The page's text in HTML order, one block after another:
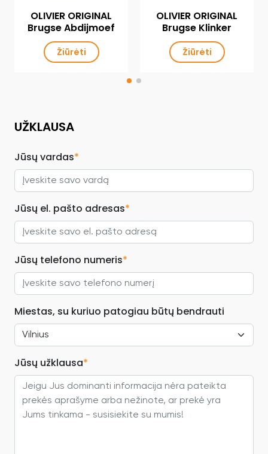
OLIVIER ORIGINAL
Brugse Abdijmoef
Žiūrėti
OLIVIER ORIGINAL
Brugse Klinker
Žiūrėti
UŽKLAUSA
Jūsų vardas*
Jūsų el. pašto adresas*
Jūsų telefono numeris*
Miestas, su kuriuo patogiau būtų bendrauti
Jūsų užklausa*